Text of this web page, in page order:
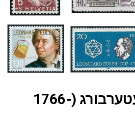
ווידער סט פעטערבורג (1766-